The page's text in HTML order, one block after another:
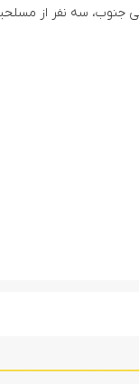
جنوب، سه نفر از